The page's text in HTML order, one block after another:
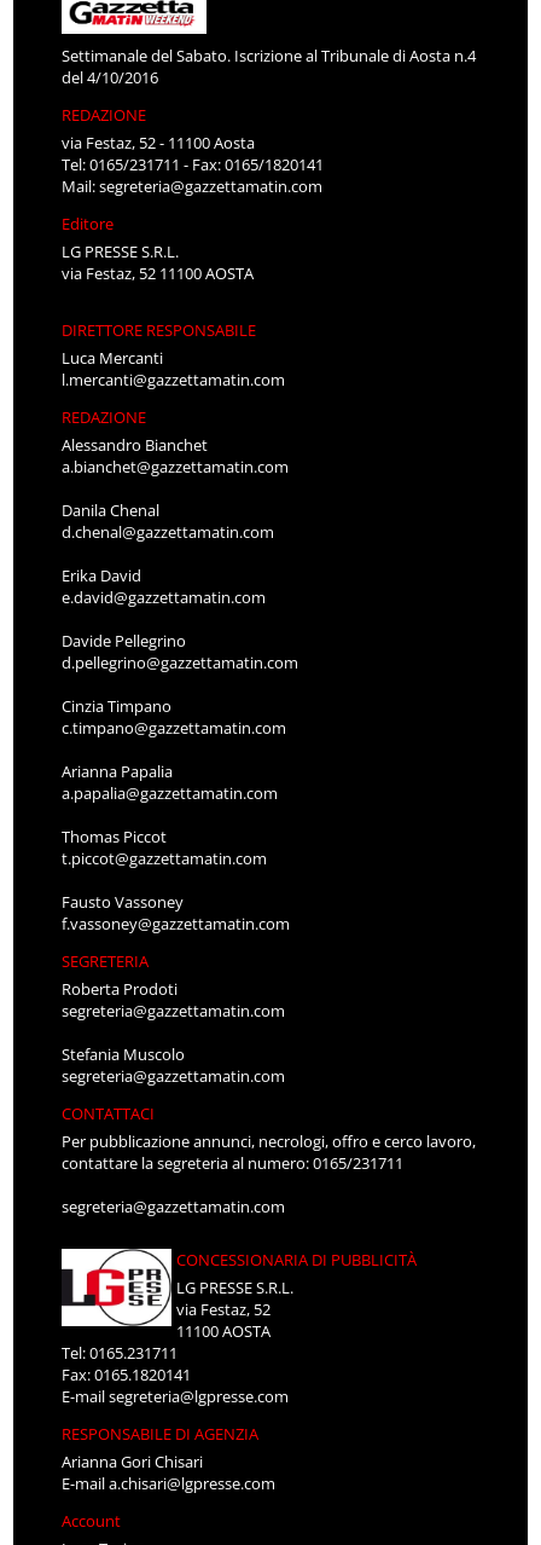
Settimanale del Sabato. Iscrizione al Tribunale di Aosta n.4
del 4/10/2016
REDAZIONE
via Festaz, 52 - 11100 Aosta
Tel: 0165/231711 - Fax: 0165/1820141
Mail:segreteria@gazzettamatin.com
Editore
LG PRESSE S.R.L.
via Festaz, 52 11100 AOSTA
DIRETTORE RESPONSABILE
Luca Mercanti
l.mercanti@gazzettamatin.com
REDAZIONE
Alessandro Bianchet
a.bianchet@gazzettamatin.com
Danila Chenal
d.chenal@gazzettamatin.com
Erika David
e.david@gazzettamatin.com
Davide Pellegrino
d.pellegrino@gazzettamatin.com
Cinzia Timpano
c.timpano@gazzettamatin.com
Arianna Papalia
a.papalia@gazzettamatin.com
Thomas Piccot
t.piccot@gazzettamatin.com
Fausto Vassoney
f.vassoney@gazzettamatin.com
SEGRETERIA
Roberta Prodoti
segreteria@gazzettamatin.com
Stefania Muscolo
segreteria@gazzettamatin.com
CONTATTACI
Per pubblicazione annunci, necrologi, offro e cerco lavoro,
contattare la segreteria al numero: 0165/231711
segreteria@gazzettamatin.com
CONCESSIONARIA DI PUBBLICITÀ
LG PRESSE S.R.L.
via Festaz, 52
11100 AOSTA
Tel: 0165.231711
Fax: 0165.1820141
E-mailsegreteria@lgpresse.com
RESPONSABILE DI AGENZIA
Arianna Gori Chisari
E-maila.chisari@lgpresse.com
Account